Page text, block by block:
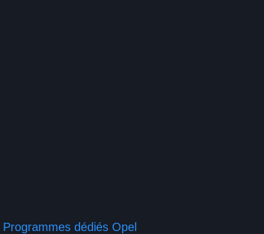
Programmes dédiés Opel